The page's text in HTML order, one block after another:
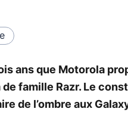
ans que Motorola
famille Razr. Le
de l’ombre aux